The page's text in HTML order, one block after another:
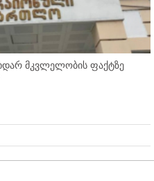
მკვლელობის ფაქტზე